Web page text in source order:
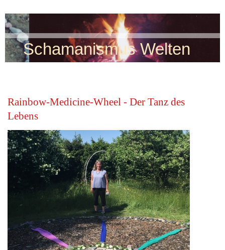
Schamanismus Welten
Rainbow-Medicine-Wheel - Der Tanz des
Lebens